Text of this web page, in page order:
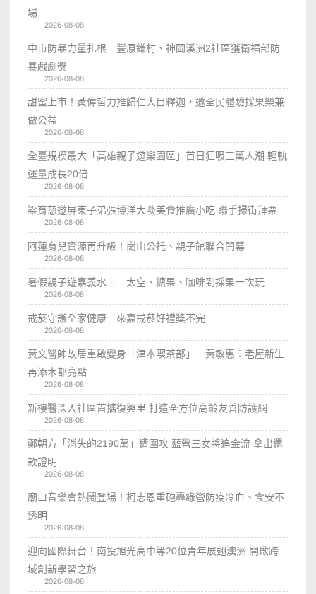
場
2026-08-08
中市防暴力量扎根 豐原鎌村、神岡溪洲2社區獲衛福部防
暴戲劇獎
2026-08-08
甜蜜上市！黃偉哲力推歸仁大目釋迦，邀全民體驗採果樂兼
做公益
2026-08-08
全臺規模最大「高雄親子遊樂園區」首日狂吸三萬人潮 輕軌
運量成長20倍
2026-08-08
梁育慈邀屏東子弟張博洋大啖美食推廣小吃 聯手掃街拜票
2026-08-08
阿蓮育兒資源再升級！崗山公托、親子館聯合開幕
2026-08-08
暑假親子遊嘉義水上 太空、糖果、咖啡到採果一次玩
2026-08-08
戒菸守護全家健康 來嘉戒菸好禮獎不完
2026-08-08
黃文醫師故居重啟變身「津本喫茶部」 黃敏惠：老屋新生
再添木都亮點
2026-08-08
新樓醫深入社區首攜復興里 打造全方位高齡友善防護網
2026-08-08
鄭朝方「消失的2190萬」遭圍攻 藍營三女將追金流 拿出還
款證明
2026-08-08
廟口音樂會熱鬧登場！柯志恩重砲轟綠營防疫冷血、食安不
透明
2026-08-08
迎向國際舞台！南投旭光高中等20位青年展翅澳洲 開啟跨
域創新學習之旅
2026-08-08